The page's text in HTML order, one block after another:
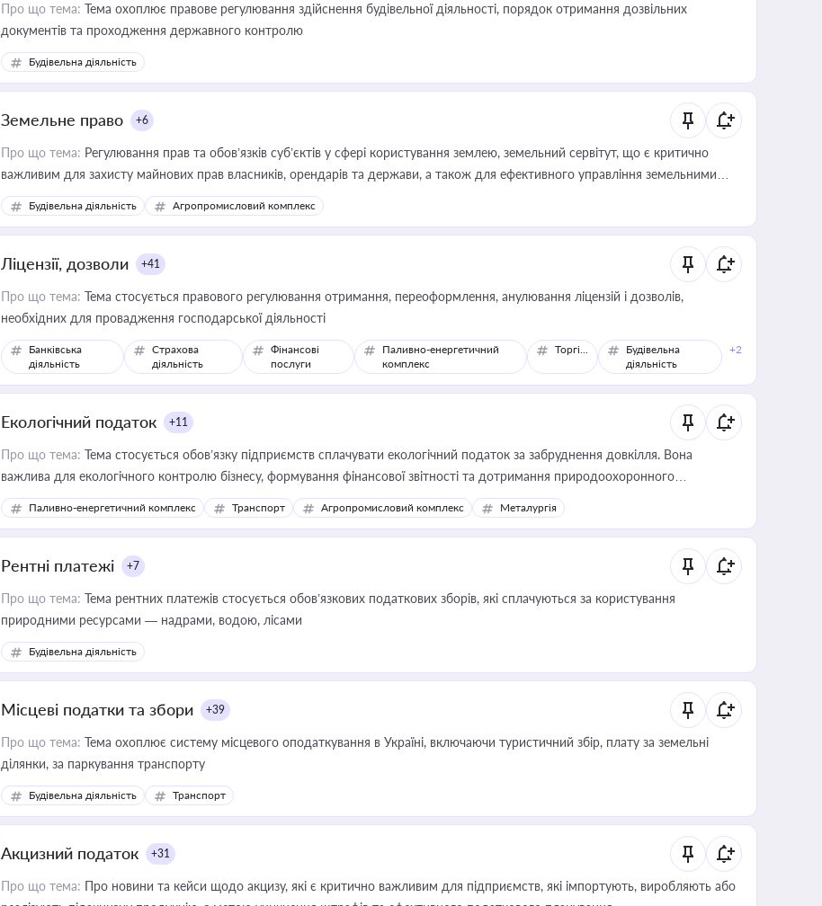
Про що тема: Тема охоплює правове регулювання здійснення будівельної діяльності, порядок отримання дозвільних
документів та проходження державного контролю
Будівельна діяльність
Земельне право +6
Про що тема: Регулювання прав та обов’язків суб’єктів у сфері користування землею, земельний сервітут, що є критично
важливим для захисту майнових прав власників, орендарів та держави, а також для ефективного управління земельними
ресурсами
Будівельна діяльність Агропромисловий комплекс
Ліцензії, дозволи +41
Про що тема: Тема стосується правового регулювання отримання, переоформлення, анулювання ліцензій і дозволів,
необхідних для провадження господарської діяльності
Банківська
діяльність
Страхова
діяльність
Фінансові
послуги
Паливно-енергетичний
комплекс
Торгівля
Будівельна
діяльність
+2
Екологічний податок +11
Про що тема: Тема стосується обов’язку підприємств сплачувати екологічний податок за забруднення довкілля. Вона
важлива для екологічного контролю бізнесу, формування фінансової звітності та дотримання природоохоронного
законодавства
Паливно-енергетичний комплекс Транспорт Агропромисловий комплекс Металургія
Рентні платежі +7
Про що тема: Тема рентних платежів стосується обов’язкових податкових зборів, які сплачуються за користування
природними ресурсами — надрами, водою, лісами
Будівельна діяльність
Місцеві податки та збори +39
Про що тема: Тема охоплює систему місцевого оподаткування в Україні, включаючи туристичний збір, плату за земельні
ділянки, за паркування транспорту
Будівельна діяльність Транспорт
Акцизний податок +31
Про що тема: Про новини та кейси щодо акцизу, які є критично важливим для підприємств, які імпортують, виробляють або